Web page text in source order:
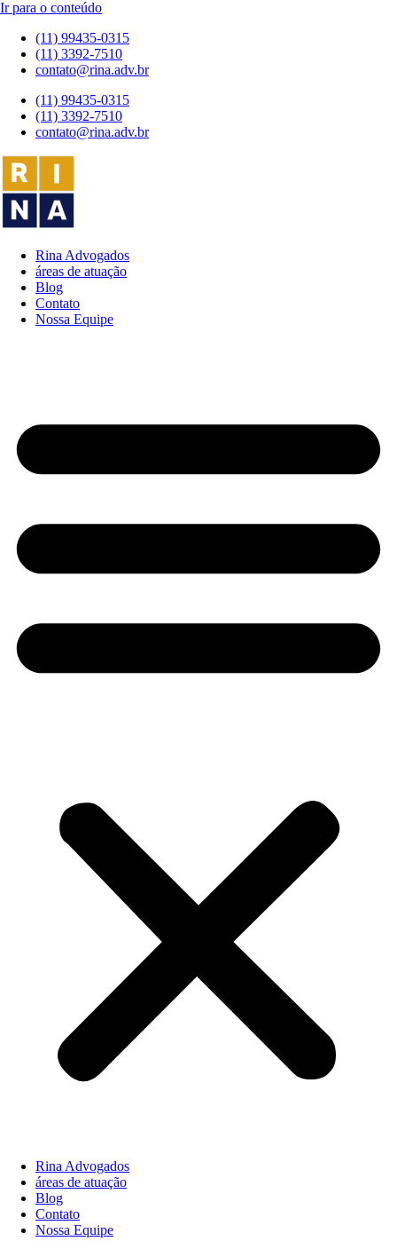
Ir para o conteúdo
(11) 99435-0315
(11) 3392-7510
contato@rina.adv.br
(11) 99435-0315
(11) 3392-7510
contato@rina.adv.br
Rina Advogados
áreas de atuação
Blog
Contato
Nossa Equipe
Rina Advogados
áreas de atuação
Blog
Contato
Nossa Equipe